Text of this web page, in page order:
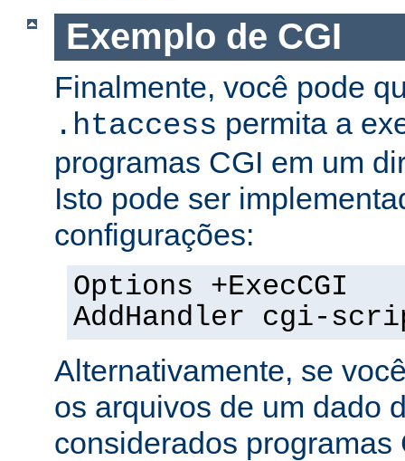
Exemplo de CGI
Finalmente, você pode
.htaccess permita a
programas CGI em um
Isto pode ser
configurações:
Options +ExecCGI
AddHandler cgi-
Alternativamente, se
os arquivos de um dado
considerados programas